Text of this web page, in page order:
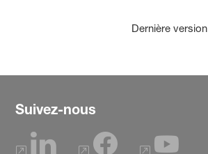
Dernière version
Suivez-nous